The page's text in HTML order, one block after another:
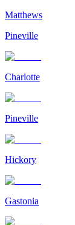
Matthews
Pineville
Charlotte
Pineville
Hickory
Gastonia